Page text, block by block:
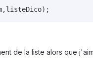
de la liste alors que